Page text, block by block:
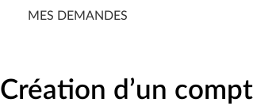
MES DEMANDES
Création d’un